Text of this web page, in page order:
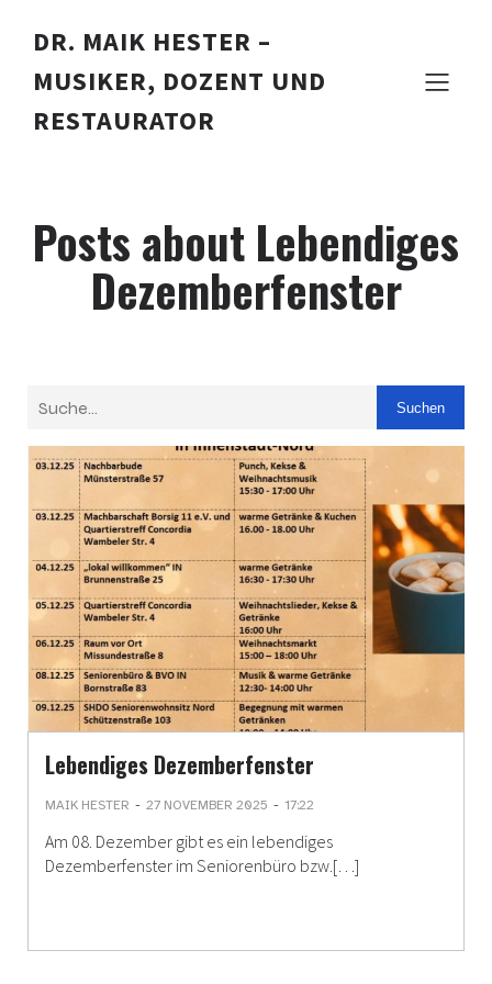
DR. MAIK HESTER –
MUSIKER, DOZENT UND
RESTAURATOR
Posts about Lebendiges
Dezemberfenster
Suchen
Lebendiges Dezemberfenster
MAIK HESTER - 27 NOVEMBER 2025 - 17:22
Am 08. Dezember gibt es ein lebendiges
Dezemberfenster im Seniorenbüro bzw.[…]